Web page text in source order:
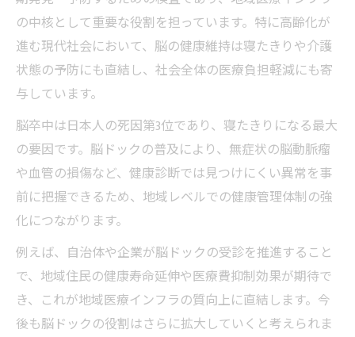
脳ドック受診がもたらす長期的な健康基盤
の構築
予防医療の要として脳ドックが注目される
背景
脳ドックによる早期発見が未来の健康を支
える
社会インフラ強化と脳ドック普及の相乗効
果
脳ドックの発展が描く新しい健康社会の形
補助制度を利用した脳ドック受診のコツ
脳ドック補助制度の種類と活用ポイント解
説
補助制度を賢く使った脳ドック受診の工夫
の中核として重要な役割を担っています。特に高齢化が
進む現代社会において、脳の健康維持は寝たきりや介護
状態の予防にも直結し、社会全体の医療負担軽減にも寄
与しています。
脳卒中は日本人の死因第3位であり、寝たきりになる最大
の要因です。脳ドックの普及により、無症状の脳動脈瘤
や血管の損傷など、健康診断では見つけにくい異常を事
前に把握できるため、地域レベルでの健康管理体制の強
化につながります。
例えば、自治体や企業が脳ドックの受診を推進すること
で、地域住民の健康寿命延伸や医療費抑制効果が期待で
き、これが地域医療インフラの質向上に直結します。今
後も脳ドックの役割はさらに拡大していくと考えられま